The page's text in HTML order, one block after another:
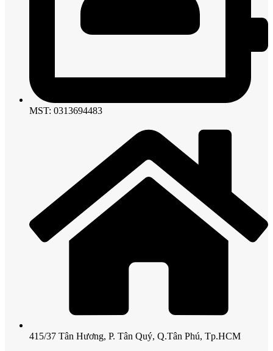
MST: 0313694483
415/37 Tân Hương, P. Tân Quý, Q.Tân Phú, Tp.HCM